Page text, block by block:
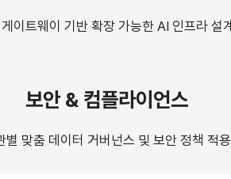
이트웨이 기반 확장 가능한 AI 인프라 설계
보안 & 컴플라이언스
별 맞춤 데이터 거버넌스 및 보안 정책 적용